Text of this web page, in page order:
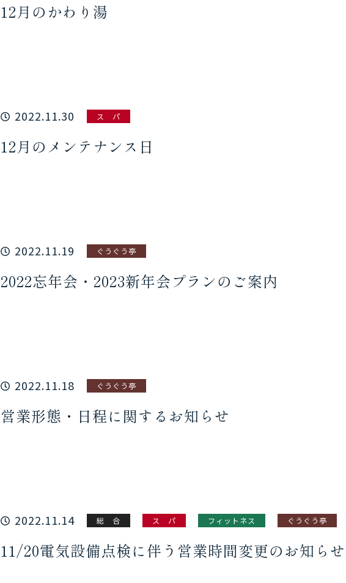
12月のかわり湯
2022.11.30 ス パ
12月のメンテナンス日
2022.11.19 ぐうぐう亭
2022忘年会・2023新年会プランのご案内
2022.11.18 ぐうぐう亭
営業形態・日程に関するお知らせ
2022.11.14 総 合 ス パ フィットネス ぐうぐう亭
11/20電気設備点検に伴う営業時間変更のお知らせ